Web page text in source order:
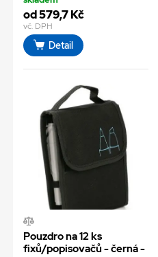
od 579,7 Kč
vč. DPH
Detail
Pouzdro na 12 ks
fixů/popisovačů - černá -